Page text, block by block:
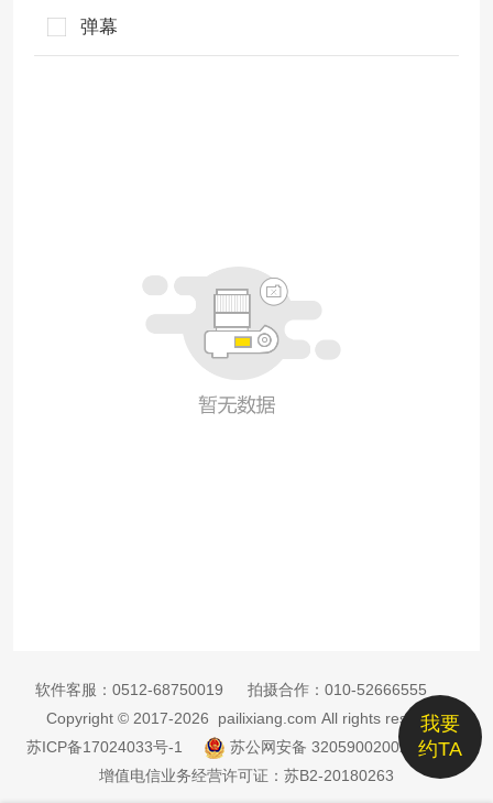
弹幕
我要
约TA
软件客服： 0512-68750019 拍摄合作： 010-52666555
Copyright © 2017-2026 pailixiang.com All rights reserved
苏ICP备17024033号-1
苏公网安备 32059002002885号
增值电信业务经营许可证：苏B2-20180263